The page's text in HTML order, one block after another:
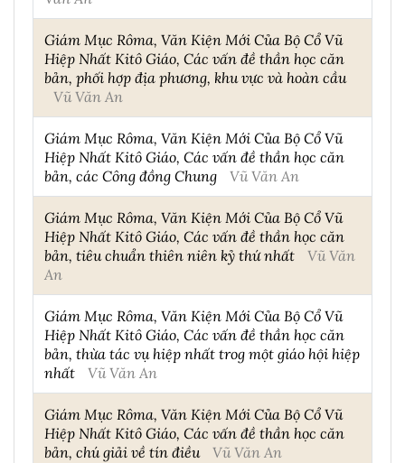
Giám Mục Rôma, Văn Kiện Mới Của Bộ Cổ Vũ
Hiệp Nhất Kitô Giáo, Các vấn đề thần học căn
bản, phối hợp địa phương, khu vực và hoàn cầu
Vũ Văn An
Giám Mục Rôma, Văn Kiện Mới Của Bộ Cổ Vũ
Hiệp Nhất Kitô Giáo, Các vấn đề thần học căn
bản, các Công đồng Chung
Vũ Văn An
Giám Mục Rôma, Văn Kiện Mới Của Bộ Cổ Vũ
Hiệp Nhất Kitô Giáo, Các vấn đề thần học căn
bản, tiêu chuẩn thiên niên kỷ thứ nhất
Vũ Văn
An
Giám Mục Rôma, Văn Kiện Mới Của Bộ Cổ Vũ
Hiệp Nhất Kitô Giáo, Các vấn đề thần học căn
bản, thừa tác vụ hiệp nhất trog một giáo hội hiệp
nhất
Vũ Văn An
Giám Mục Rôma, Văn Kiện Mới Của Bộ Cổ Vũ
Hiệp Nhất Kitô Giáo, Các vấn đề thần học căn
bản, chú giải về tín điều
Vũ Văn An